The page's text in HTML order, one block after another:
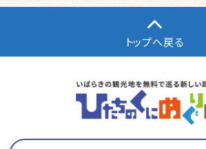
トップへ戻る